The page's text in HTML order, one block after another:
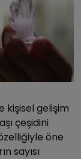
kişisel gelişim
çeşidini
öne
sayısı